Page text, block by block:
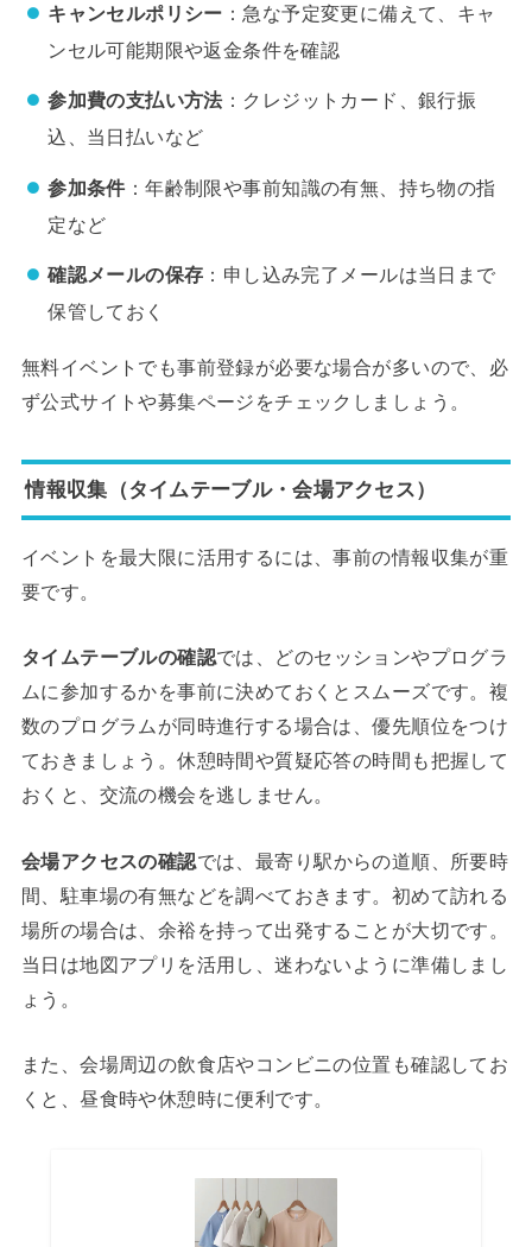
キャンセルポリシー ：急な予定変更に備えて、キャ
ンセル可能期限や返金条件を確認
参加費の支払い方法：クレジットカード、銀行振
込、当日払いなど
参加条件：年齢制限や事前知識の有無、持ち物の指
定など
確認メールの保存 ：申し込み完了メールは当日まで
保管しておく
無料イベントでも事前登録が必要な場合が多いので、必
ず公式サイトや募集ページをチェックしましょう。
情報収集（タイムテーブル・会場アクセス）
イベントを最大限に活用するには、事前の情報収集が重
要です。
タイムテーブルの確認では、どのセッションやプログラ
ムに参加するかを事前に決めておくとスムーズです。複
数のプログラムが同時進行する場合は、優先順位をつけ
ておきましょう。休憩時間や質疑応答の時間も把握して
おくと、交流の機会を逃しません。
会場アクセスの確認では、最寄り駅からの道順、所要時
間、駐車場の有無などを調べておきます。初めて訪れる
場所の場合は、余裕を持って出発することが大切です。
当日は地図アプリを活用し、迷わないように準備しまし
ょう。
また、会場周辺の飲食店やコンビニの位置も確認してお
くと、昼食時や休憩時に便利です。